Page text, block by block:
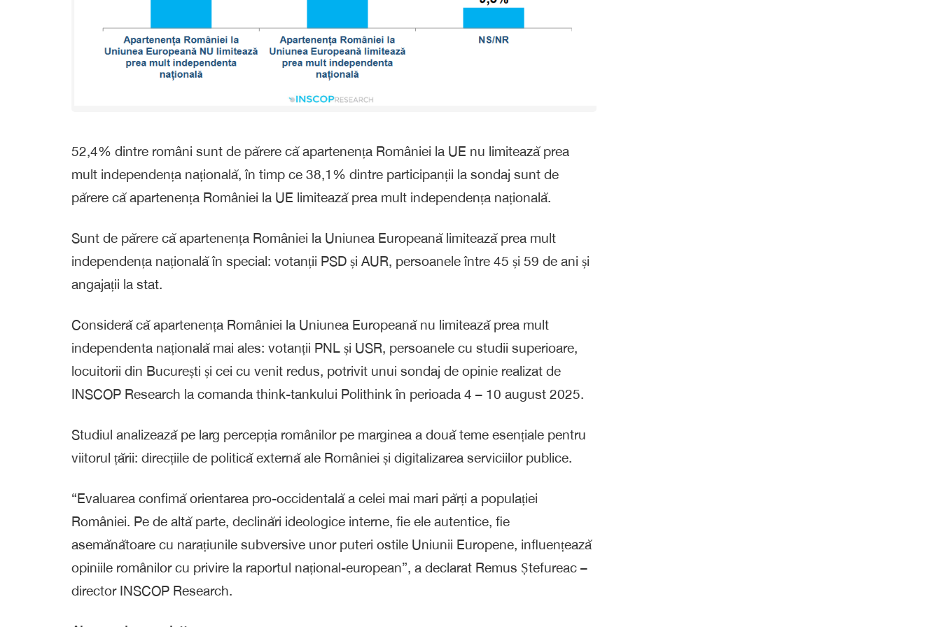
52,4% dintre români sunt de părere că apartenența României la UE nu limitează prea
mult independența națională, în timp ce 38,1% dintre participanții la sondaj sunt de
părere că apartenența României la UE limitează prea mult independența națională.
Sunt de părere că apartenența României la Uniunea Europeană limitează prea mult
independența națională în special: votanții PSD și AUR, persoanele între 45 și 59 de ani și
angajații la stat.
Consideră că apartenența României la Uniunea Europeană nu limitează prea mult
independenta națională mai ales: votanții PNL și USR, persoanele cu studii superioare,
locuitorii din București și cei cu venit redus, potrivit unui sondaj de opinie realizat de
INSCOP Research la comanda think-tankului Polithink în perioada 4 – 10 august 2025.
Studiul analizează pe larg percepția românilor pe marginea a două teme esențiale pentru
viitorul țării: direcțiile de politică externă ale României și digitalizarea serviciilor publice.
“Evaluarea confimă orientarea pro-occidentală a celei mai mari părți a populației
României. Pe de altă parte, declinări ideologice interne, fie ele autentice, fie
asemănătoare cu narațiunile subversive unor puteri ostile Uniunii Europene, influențează
opiniile românilor cu privire la raportul național-european”, a declarat Remus Ștefureac –
director INSCOP Research.